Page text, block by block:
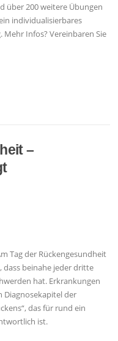
über 200 weitere Übungen
individualisierbares
Infos? Vereinbaren Sie
–
Tag der Rückengesundheit
dass beinahe jeder dritte
hat. Erkrankungen
Diagnosekapitel der
das für rund ein
ist.